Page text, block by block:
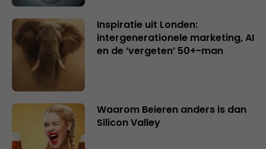
Inspiratie uit Londen:
intergenerationele marketing, AI
en de ‘vergeten’ 50+-man
Waarom Beieren anders is dan
Silicon Valley